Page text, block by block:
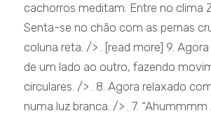
cachorros meditam. Entre no clima
Senta-se no chão com as pernas
coluna reta. /> . [read more] 9.
de um lado ao outro, fazendo
circulares. /> . 8. Agora relaxado
numa luz branca. /> . 7.